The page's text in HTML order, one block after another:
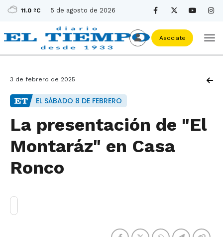
11.0 ºC 5 de agosto de 2026
Asociate
3 de febrero de 2025
EL SÁBADO 8 DE FEBRERO
La presentación de "El
Montaráz" en Casa
Ronco